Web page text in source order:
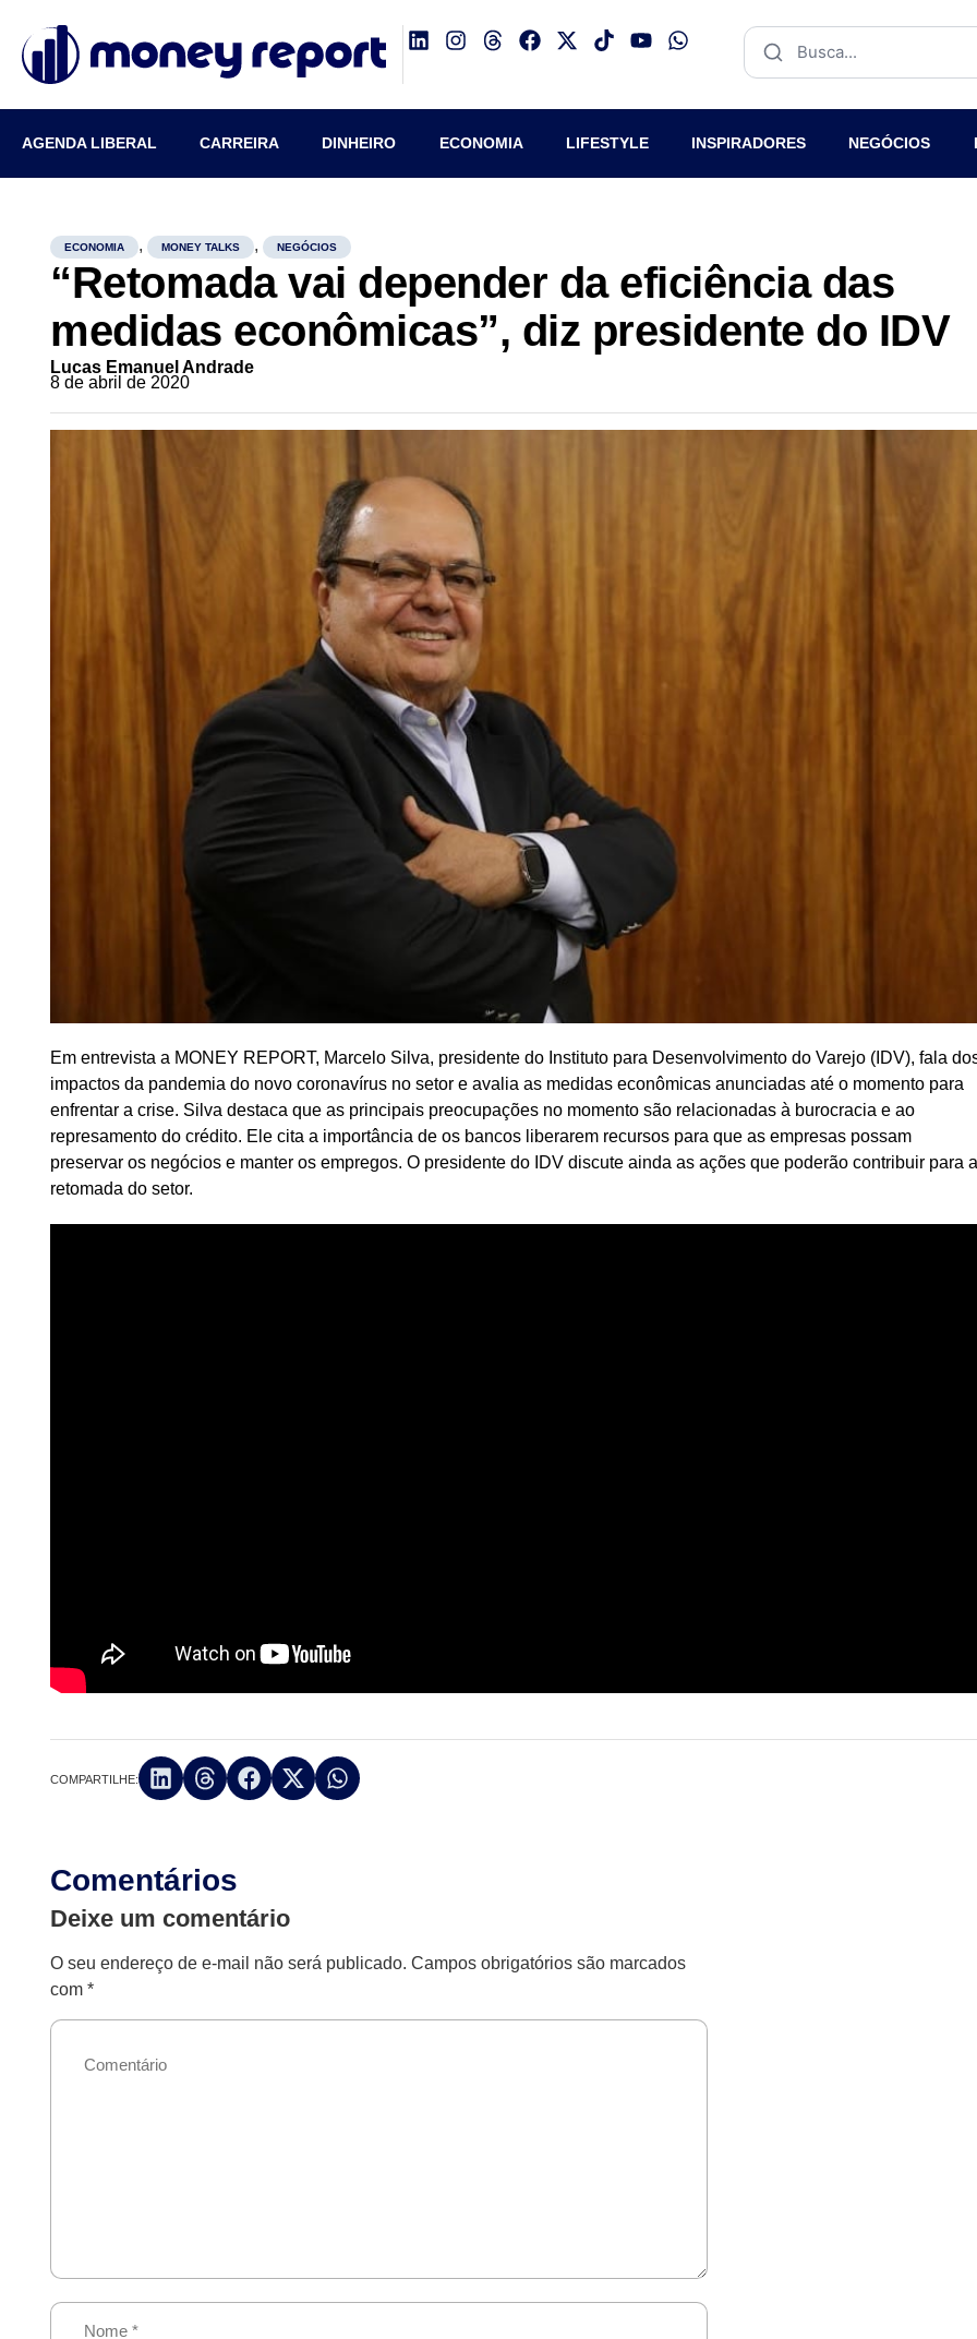
AGENDA LIBERAL CARREIRA DINHEIRO ECONOMIA LIFESTYLE INSPIRADORES NEGÓCIOS
ECONOMIA , MONEY TALKS , NEGÓCIOS
“Retomada vai depender da eficiência das
medidas econômicas”, diz presidente do IDV
Lucas Emanuel Andrade
8 de abril de 2020
Em entrevista a MONEY REPORT, Marcelo Silva, presidente do Instituto para Desenvolvimento do Varejo (IDV), fala
impactos da pandemia do novo coronavírus no setor e avalia as medidas econômicas anunciadas até o momento para
enfrentar a crise. Silva destaca que as principais preocupações no momento são relacionadas à burocracia e ao
represamento do crédito. Ele cita a importância de os bancos liberarem recursos para que as empresas possam
preservar os negócios e manter os empregos. O presidente do IDV discute ainda as ações que poderão contribuir para
retomada do setor.
COMPARTILHE:
Comentários
Deixe um comentário
O seu endereço de e-mail não será publicado. Campos obrigatórios são marcados
com*